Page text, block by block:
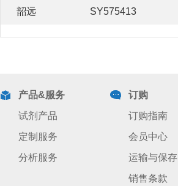
韶远 SY575413
产品&服务
试剂产品
定制服务
分析服务
订购
订购指南
会员中心
运输与保存
销售条款